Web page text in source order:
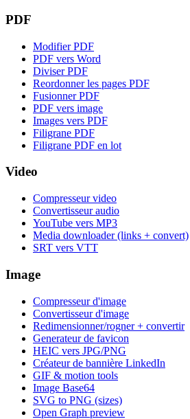
PDF
Modifier PDF
PDF vers Word
Diviser PDF
Reordonner les pages PDF
Fusionner PDF
PDF vers image
Images vers PDF
Filigrane PDF
Filigrane PDF en lot
Video
Compresseur video
Convertisseur audio
YouTube vers MP3
Media downloader (links + convert)
SRT vers VTT
Image
Compresseur d'image
Convertisseur d'image
Redimensionner/rogner + convertir
Generateur de favicon
HEIC vers JPG/PNG
Créateur de bannière LinkedIn
GIF & motion tools
Image Base64
SVG to PNG (sizes)
Open Graph preview